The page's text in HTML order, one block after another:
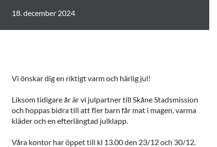
18. december 2024
Vi önskar dig en riktigt varm och härlig jul!
Liksom tidigare år är vi julpartner till Skåne Stadsmission
och hoppas bidra till att fler barn får mat i magen, varma
kläder och en efterlängtad julklapp.
Våra kontor har öppet till kl 13.00 den 23/12 och 30/12.